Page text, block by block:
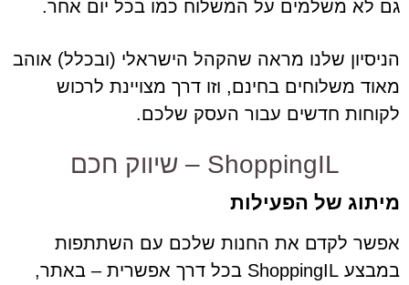
גם לא משלמים על המשלוח כמו בכל יום אחר.
הניסיון שלנו מראה שהקהל הישראלי (ובכלל) אוהב
מאוד משלוחים בחינם, וזו דרך מצויינת לרכוש
לקוחות חדשים עבור העסק שלכם.
ShoppingIL – שיווק חכם
מיתוג של הפעילות
אפשר לקדם את החנות שלכם עם השתתפות
במבצע ShoppingIL בכל דרך אפשרית – באתר,